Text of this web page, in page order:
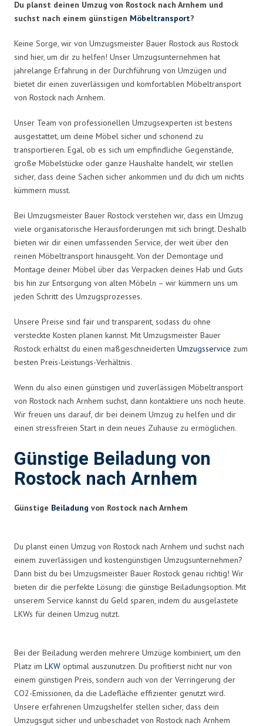
Du planst deinen Umzug von Rostock nach Arnhem und
suchst nach einem günstigen Möbeltransport?
Keine Sorge, wir von Umzugsmeister Bauer Rostock aus Rostock
sind hier, um dir zu helfen! Unser Umzugsunternehmen hat
jahrelange Erfahrung in der Durchführung von Umzügen und
bietet dir einen zuverlässigen und komfortablen Möbeltransport
von Rostock nach Arnhem.
Unser Team von professionellen Umzugsexperten ist bestens
ausgestattet, um deine Möbel sicher und schonend zu
transportieren. Egal, ob es sich um empfindliche Gegenstände,
große Möbelstücke oder ganze Haushalte handelt, wir stellen
sicher, dass deine Sachen sicher ankommen und du dich um nichts
kümmern musst.
Bei Umzugsmeister Bauer Rostock verstehen wir, dass ein Umzug
viele organisatorische Herausforderungen mit sich bringt. Deshalb
bieten wir dir einen umfassenden Service, der weit über den
reinen Möbeltransport hinausgeht. Von der Demontage und
Montage deiner Möbel über das Verpacken deines Hab und Guts
bis hin zur Entsorgung von alten Möbeln – wir kümmern uns um
jeden Schritt des Umzugsprozesses.
Unsere Preise sind fair und transparent, sodass du ohne
versteckte Kosten planen kannst. Mit Umzugsmeister Bauer
Rostock erhältst du einen maßgeschneiderten Umzugsservice zum
besten Preis-Leistungs-Verhältnis.
Wenn du also einen günstigen und zuverlässigen Möbeltransport
von Rostock nach Arnhem suchst, dann kontaktiere uns noch heute.
Wir freuen uns darauf, dir bei deinem Umzug zu helfen und dir
einen stressfreien Start in dein neues Zuhause zu ermöglichen.
Günstige Beiladung von
Rostock nach Arnhem
Günstige Beiladung von Rostock nach Arnhem
Du planst einen Umzug von Rostock nach Arnhem und suchst nach
einem zuverlässigen und kostengünstigen Umzugsunternehmen?
Dann bist du bei Umzugsmeister Bauer Rostock genau richtig! Wir
bieten dir die perfekte Lösung: die günstige Beiladungsoption. Mit
unserem Service kannst du Geld sparen, indem du ausgelastete
LKWs für deinen Umzug nutzt.
Bei der Beiladung werden mehrere Umzüge kombiniert, um den
Platz im LKW optimal auszunutzen. Du profitierst nicht nur von
einem günstigen Preis, sondern auch von der Verringerung der
CO2-Emissionen, da die Ladefläche effizienter genutzt wird.
Unsere erfahrenen Umzugshelfer stellen sicher, dass dein
Umzugsgut sicher und unbeschadet von Rostock nach Arnhem